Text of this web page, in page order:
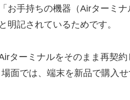
お手持ちの機器（Airターミ
明記されているためです。
ターミナルをそのまま再契
面では、端末を新品で購入